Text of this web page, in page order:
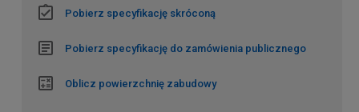
Pobierz specyfikację skróconą
Pobierz specyfikację do zamówienia publicznego
Oblicz powierzchnię zabudowy